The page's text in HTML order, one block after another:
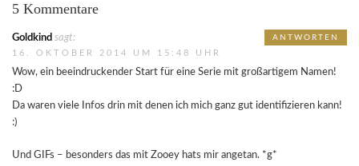
5 Kommentare
Goldkind sagt:
16. OKTOBER 2014 UM 15:48 UHR
Wow, ein beeindruckender Start für eine Serie mit großartigem Namen!
:D
Da waren viele Infos drin mit denen ich mich ganz gut identifizieren kann!
:)
Und GIFs – besonders das mit Zooey hats mir angetan. *g*
ANTWORTEN